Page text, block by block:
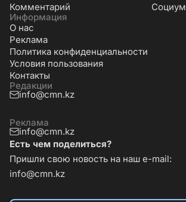
Комментарий
Социум
Информация
О нас
Реклама
Политика конфиденциальности
Условия пользования
Контакты
Редакции
info@cmn.kz
Реклама
info@cmn.kz
Есть чем поделиться?
Пришли свою новость на наш e-mail:
info@cmn.kz